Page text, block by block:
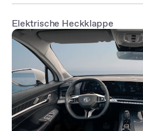
Elektrische Heckklappe
Die sensorgesteuerte intelligente
öffnen – praktisch, wenn Sie gerade
diesem großzügigen Raumangebot
*MGS9 PHEV Luxury